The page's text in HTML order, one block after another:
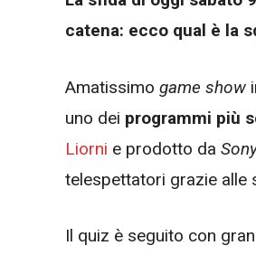
catena: ecco qual è la
Amatissimo game show
uno dei programmi più
Liorni e prodotto da
telespettatori grazie alle
Il quiz è seguito con